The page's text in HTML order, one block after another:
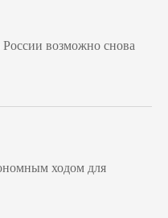
возможно снова
ходом для